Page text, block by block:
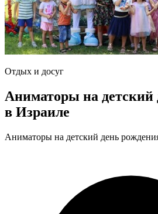
Отдых и досуг
Аниматоры на детский
в Израиле
Аниматоры на детский день